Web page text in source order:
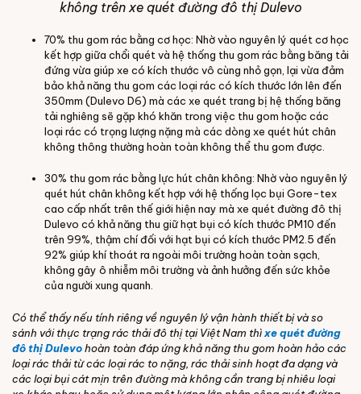
không trên xe quét đường đô thị Dulevo
70% thu gom rác bằng cơ học: Nhờ vào nguyên lý quét cơ học
kết hợp giữa chổi quét và hệ thống thu gom rác bằng băng tải
đứng vừa giúp xe có kích thước vô cùng nhỏ gọn, lại vừa đảm
bảo khả năng thu gom các loại rác có kích thước lớn lên đến
350mm (Dulevo D6) mà các xe quét trang bị hệ thống băng
tải nghiêng sẽ gặp khó khăn trong việc thu gom hoặc các
loại rác có trọng lượng nặng mà các dòng xe quét hút chân
không thông thường hoàn toàn không thể thu gom được.
30% thu gom rác bằng lực hút chân không: Nhờ vào nguyên lý
quét hút chân không kết hợp với hệ thống lọc bụi Gore-tex
cao cấp nhất trên thế giới hiện nay mà xe quét đường đô thị
Dulevo có khả năng thu giữ hạt bụi có kích thước PM10 đến
trên 99%, thậm chí đối với hạt bụi có kích thước PM2.5 đến
92% giúp khí thoát ra ngoài môi trường hoàn toàn sạch,
không gây ô nhiễm môi trường và ảnh hưởng đến sức khỏe
của người xung quanh.
Có thể thấy nếu tính riêng về nguyên lý vận hành thiết bị và so
sánh với thực trạng rác thải đô thị tại Việt Nam thìxe quét đường
đô thị Dulevohoàn toàn đáp ứng khả năng thu gom hoàn hảo các
loại rác thải từ các loại rác to nặng, rác thải sinh hoạt đa dạng và
các loại bụi cát mịn trên đường mà không cần trang bị nhiêu loại